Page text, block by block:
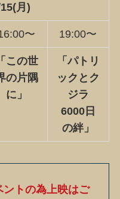
月)
〜 19:00〜
「 この世
の片隅
に 」
「パトリ
ックとク
ジラ
6000日
の絆」
トの為上映はご